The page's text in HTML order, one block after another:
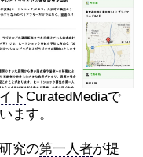
ト CuratedMediaで
ます。
研究の第一人者が提